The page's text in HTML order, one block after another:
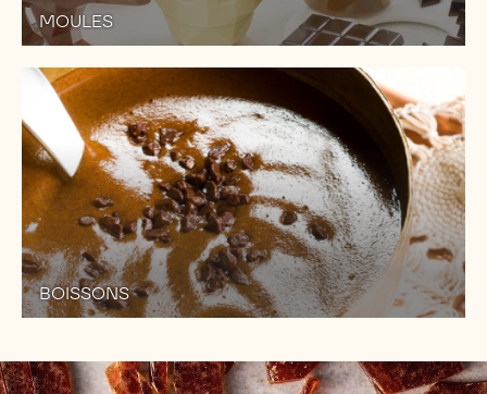
MOULES
BOISSONS